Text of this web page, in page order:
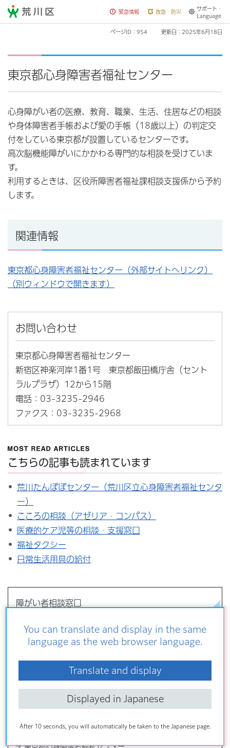
You can translate and display in the same
language as the web browser language.
Translate and display
Displayed in Japanese
After 10 seconds, you will automatically be taken to the Japanese page.
荒川区 緊急情報 救急・防災
サポート・
Language
ページID：954 更新日：2025年6月18日
東京都心身障害者福祉センター
心身障がい者の医療、教育、職業、生活、住居などの相談
や身体障害者手帳および愛の手帳（18歳以上）の判定交
付をしている東京都が設置しているセンターです。
高次脳機能障がいにかかわる専門的な相談を受けていま
す。
利用するときは、区役所障害者福祉課相談支援係から予約
します。
関連情報
東京都心身障害者福祉センター（外部サイトへリンク）
（別ウィンドウで開きます）
お問い合わせ
東京都心身障害者福祉センター
新宿区神楽河岸1番1号 東京都飯田橋庁舎（セント
ラルプラザ）12から15階
電話：03-3235-2946
ファクス：03-3235-2968
こちらの記事も読まれています
荒川たんぽぽセンター（荒川区立心身障害者福祉センタ
ー）
こころの相談（アゼリア・コンパス）
医療的ケア児等の相談・支援窓口
福祉タクシー
日常生活用具の給付
障がい者相談窓口
障害者福祉課の窓口
こころの相談（アゼリア・コンパス）
東京都心身障害者福祉センター